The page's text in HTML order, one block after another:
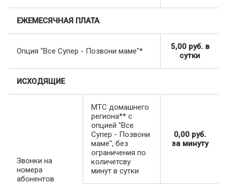
ЕЖЕМЕСЯЧНАЯ ПЛАТА
Опция "Все Супер - Позвони маме"*
5,00 руб. в
сутки
ИСХОДЯЩИЕ
Звонки на
номера
абонентов
МТС домашнего
региона** с
опцией "Все
Супер - Позвони
маме", без
ограничения по
количетсву
минут в сутки
0,00 руб.
за минуту